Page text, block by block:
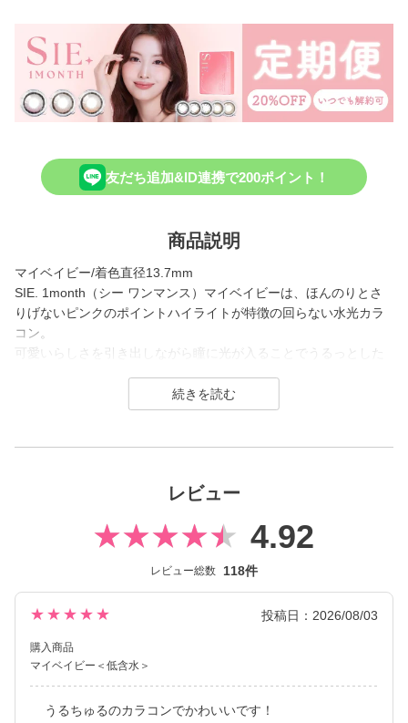
友だち追加&ID連携で200ポイント！
商品説明
マイベイビー/着色直径13.7mm
SIE. 1month（シー ワンマンス）マイベイビーは、ほんのりとさ
りげないピンクのポイントハイライトが特徴の回らない水光カラ
コン。
可愛いらしさを引き出しながら瞳に光が入ることでうるっとした
自然に黒目を印象的に見せてくれる、大人女性や水光カラコンが
初めての方にも使いやすいデザインです。
1day（ワンデー）／1month（ワンマンス）／CLEAR（クリア）
2026年7月に、より瞳にやさしいシリコーンハイドロゲル素材へ
(MOON SODAはリニューアル前（高含水）のみの販売となりま
す）
抜けトーンアップカラーや安定のブラウンレンズまで豊富なライ
ンナップ。
は毎日のマストアイテムになること間違いなしのコンタクトレン
レビュー
4.92
レビュー総数 118件
★★★★★ 投稿日：2026/08/03
購入商品
マイベイビー＜低含水＞
うるちゅるのカラコンでかわいいです！